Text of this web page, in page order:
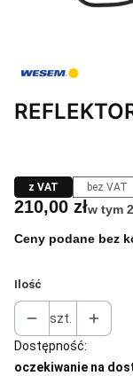
z VAT bez VAT
Cena
210,00 złw tym
w tym
Ceny podane bez
Ilość
szt.
Dostępność:
oczekiwanie na